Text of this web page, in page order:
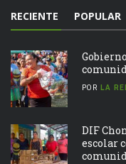
RECIENTE POPULAR
POR LA
DIF
escolar